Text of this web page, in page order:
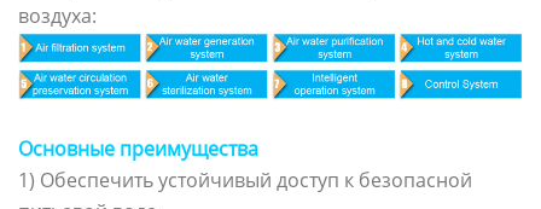
воздуха:
Основные преимущества
1) Обеспечить устойчивый доступ к безопасной